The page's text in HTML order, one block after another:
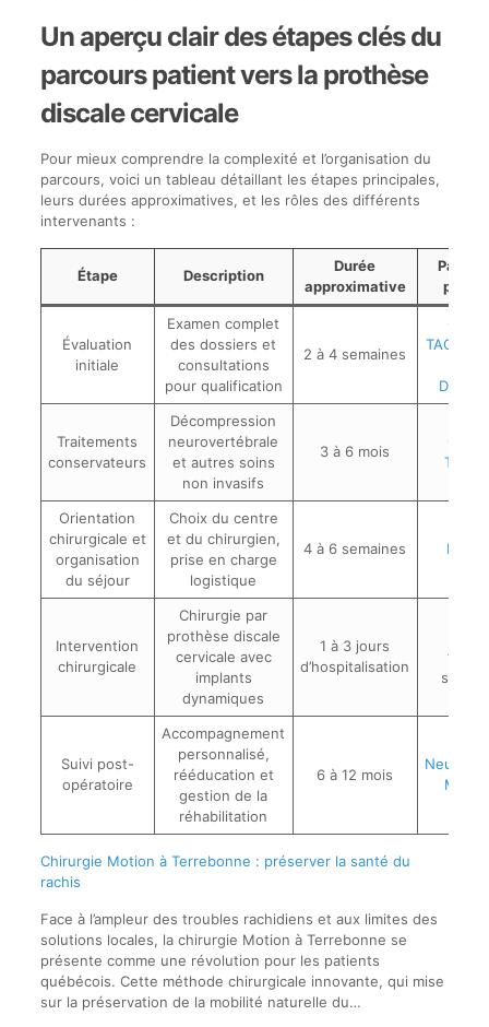
Un aperçu clair des étapes clés du
parcours patient vers la prothèse
discale cervicale
Pour mieux comprendre la complexité et l’organisation du
parcours, voici un tableau détaillant les étapes principales,
leurs durées approximatives, et les rôles des différents
intervenants :
Étape Description
Durée
approximative
Évaluation
initiale
Examen complet
des dossiers et
consultations
pour qualification
2 à 4 semaines
Traitements
conservateurs
Décompression
neurovertébrale
et autres soins
non invasifs
3 à 6 mois
Orientation
chirurgicale et
organisation
du séjour
Choix du centre
et du chirurgien,
prise en charge
logistique
4 à 6 semaines
Intervention
chirurgicale
Chirurgie par
prothèse discale
cervicale avec
implants
dynamiques
1 à 3 jours
d’hospitalisation
Suivi post-
opératoire
Accompagnement
personnalisé,
rééducation et
gestion de la
réhabilitation
6 à 12 mois
Chirurgie Motion à Terrebonne : préserver la santé du
rachis
Face à l’ampleur des troubles rachidiens et aux limites des
solutions locales, la chirurgie Motion à Terrebonne se
présente comme une révolution pour les patients
québécois. Cette méthode chirurgicale innovante, qui mise
sur la préservation de la mobilité naturelle du…